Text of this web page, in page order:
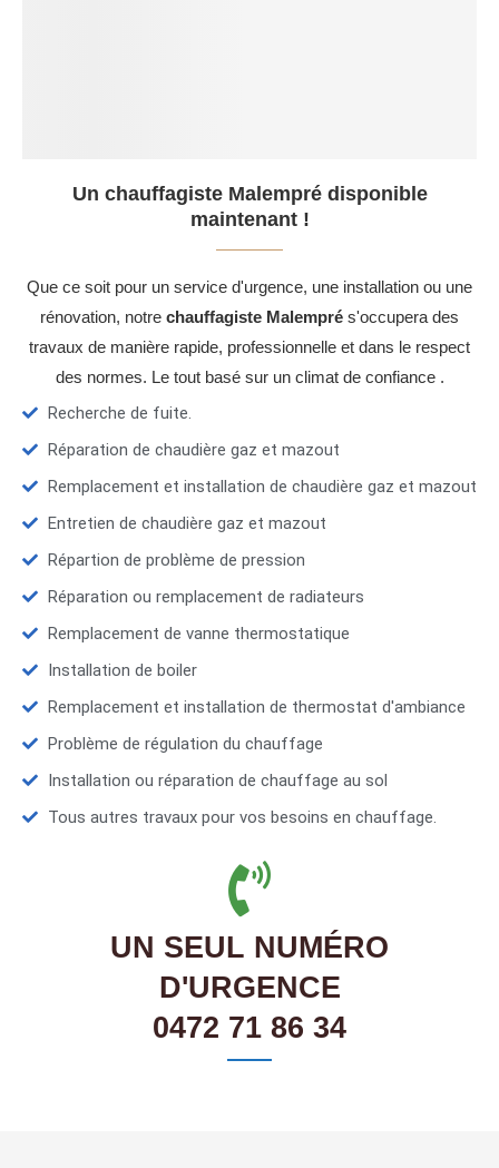
Un chauffagiste Malempré disponible
maintenant !
Que ce soit pour un service d'urgence, une installation ou une
rénovation, notre chauffagiste Malempré s'occupera des
travaux de manière rapide, professionnelle et dans le respect
des normes. Le tout basé sur un climat de confiance .
Recherche de fuite.
Réparation de chaudière gaz et mazout
Remplacement et installation de chaudière gaz et mazout
Entretien de chaudière gaz et mazout
Répartion de problème de pression
Réparation ou remplacement de radiateurs
Remplacement de vanne thermostatique
Installation de boiler
Remplacement et installation de thermostat d'ambiance
Problème de régulation du chauffage
Installation ou réparation de chauffage au sol
Tous autres travaux pour vos besoins en chauffage.
UN SEUL NUMÉRO
D'URGENCE
0472 71 86 34